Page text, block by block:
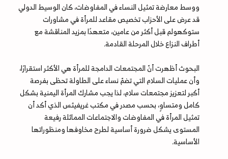
ووسط معارضة تمثيل النساء في المفاوضات، كان الوسيط الدولي
قد عرض على الأحزاب تخصيص مقاعد للمرأة في مشاورات
ستوكهولم قبل أكثر من عامين، متعهدًا بمزيد المناقشة مع
أطراف النزاع خلال المرحلة القادمة.
البحوث أظهرت أنّ المجتمعات الدامجة للمرأة هي الأكثر استقرارًا،
وأن عمليات السلام التي تضمّ نساء على الطاولة تحظى بفرصة
أكبر لتعزيز مجتمعات سلام، لذا يجب مشارك المرأة اليمنية بشكل
كامل ومتساوٍ، بحسب مصدر في مكتب غريفيثس الذي أكد أن
تمثيل المرأة في المفاوضات والاجتماعات المماثلة رفيعة
المستوى يشكل ضرورة أساسية لطرح مخاوفها ومنظوراتها
الأساسية.